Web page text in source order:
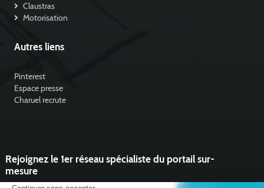
Claustras
Motorisation
Autres liens
Pinterest
Espace presse
Charuel recrute
Rejoignez le 1er réseau spécialiste du portail sur-
mesure